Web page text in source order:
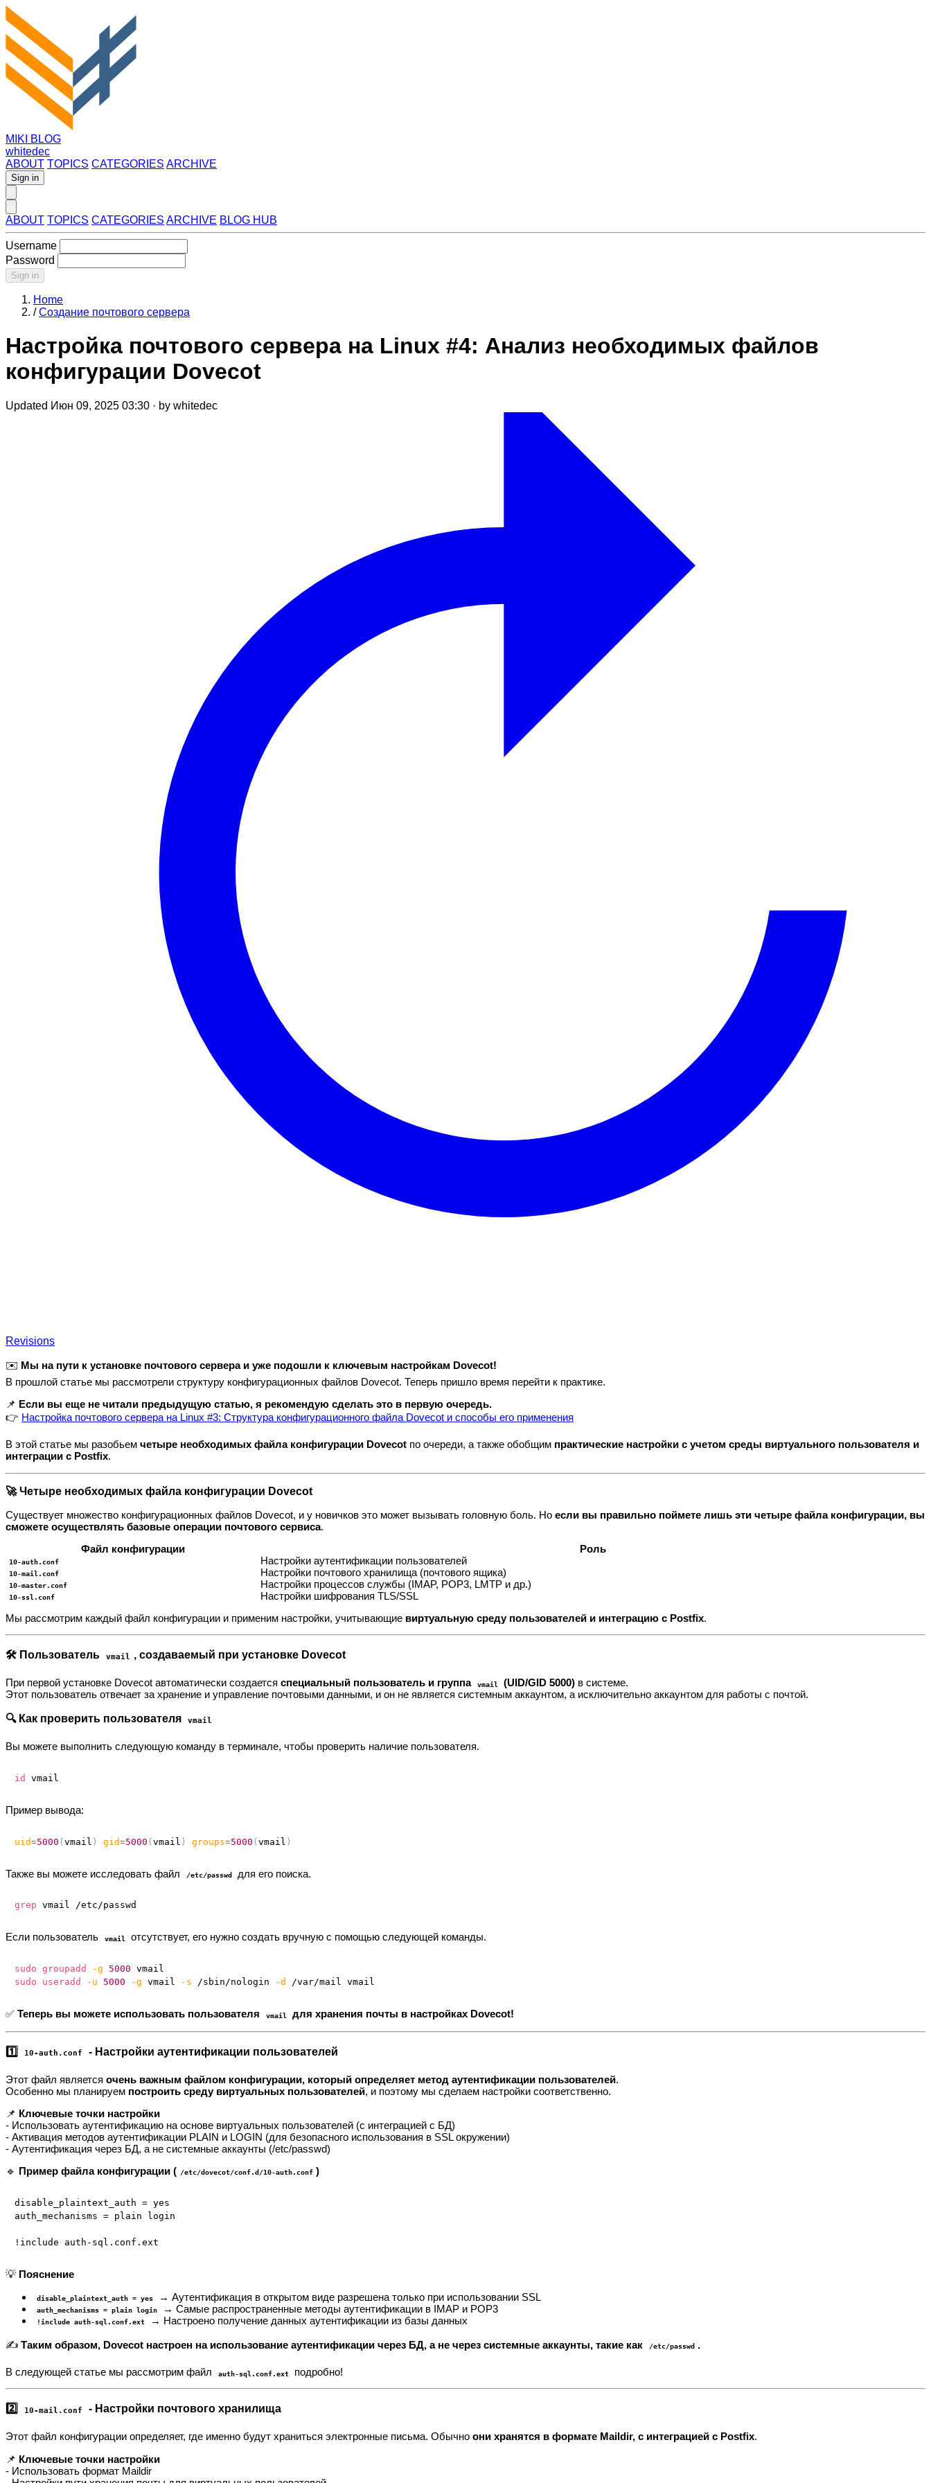
MIKI BLOG
whitedec
ABOUT TOPICS CATEGORIES ARCHIVE
Sign in
ABOUT TOPICS CATEGORIES ARCHIVE BLOG HUB
Username
Password
Sign in
Home
/ Создание почтового сервера
Настройка почтового сервера на Linux #4: Анализ необходимых файлов
конфигурации Dovecot
Updated Июн 09, 2025 03:30 · by whitedec
Revisions
✉️ Мы на пути к установке почтового сервера и уже подошли к ключевым настройкам Dovecot!
В прошлой статье мы рассмотрели структуру конфигурационных файлов Dovecot. Теперь пришло время перейти к практике.
📌 Если вы еще не читали предыдущую статью, я рекомендую сделать это в первую очередь.
👉 Настройка почтового сервера на Linux #3: Структура конфигурационного файла Dovecot и способы его применения
В этой статье мы разобьем четыре необходимых файла конфигурации Dovecot по очереди, а также обобщим практические настройки с учетом среды виртуального пользователя и
интеграции с Postfix.
🚀 Четыре необходимых файла конфигурации Dovecot
Существует множество конфигурационных файлов Dovecot, и у новичков это может вызывать головную боль. Но если вы правильно поймете лишь эти четыре файла конфигурации, вы
сможете осуществлять базовые операции почтового сервиса.
Файл конфигурации
Роль
10-auth.conf Настройки аутентификации пользователей
10-mail.conf Настройки почтового хранилища (почтового ящика)
10-master.conf Настройки процессов службы (IMAP, POP3, LMTP и др.)
10-ssl.conf
Настройки шифрования TLS/SSL
Мы рассмотрим каждый файл конфигурации и применим настройки, учитывающие виртуальную среду пользователей и интеграцию с Postfix.
🛠️ Пользователь vmail , создаваемый при установке Dovecot
При первой установке Dovecot автоматически создается специальный пользователь и группа vmail (UID/GID 5000) в системе.
Этот пользователь отвечает за хранение и управление почтовыми данными, и он не является системным аккаунтом, а исключительно аккаунтом для работы с почтой.
🔍 Как проверить пользователя vmail
Вы можете выполнить следующую команду в терминале, чтобы проверить наличие пользователя.
id
Пример вывода:
uid=5000 (vmail ) gid=5000 (vmail ) groups=5000 (vmail )
Также вы можете исследовать файл /etc/passwd для его поиска.
grep
Если пользователь vmail отсутствует, его нужно создать вручную с помощью следующей команды.
sudo groupadd -g 5000
sudo
useradd -u 5000 -g vmail -s /sbin/nologin -d
✅ Теперь вы можете использовать пользователя vmail для хранения почты в настройках Dovecot!
1️⃣ 10-auth.conf - Настройки аутентификации пользователей
Этот файл является очень важным файлом конфигурации, который определяет метод аутентификации пользователей.
Особенно мы планируем построить среду виртуальных пользователей, и поэтому мы сделаем настройки соответственно.
📌 Ключевые точки настройки
- Использовать аутентификацию на основе виртуальных пользователей (с интеграцией с БД)
- Активация методов аутентификации PLAIN и LOGIN (для безопасного использования в SSL окружении)
- Аутентификация через БД, а не системные аккаунты (/etc/passwd)
🔹 Пример файла конфигурации ( /etc/dovecot/conf.d/10-auth.conf )
disable_plaintext_auth = yes
auth_mechanisms = plain login
💡 Пояснение
disable_plaintext_auth = yes → Аутентификация в открытом виде разрешена только при использовании SSL
auth_mechanisms = plain login → Самые распространенные методы аутентификации в IMAP и POP3
!include auth-sql.conf.ext → Настроено получение данных аутентификации из базы данных
✍ Таким образом, Dovecot настроен на использование аутентификации через БД, а не через системные аккаунты, такие как /etc/passwd .
В следующей статье мы рассмотрим файл auth-sql.conf.ext подробно!
2️⃣ 10-mail.conf - Настройки почтового хранилища
Этот файл конфигурации определяет, где именно будут храниться электронные письма. Обычно они хранятся в формате Maildir, с интеграцией с Postfix.
📌 Ключевые точки настройки
- Использовать формат Maildir